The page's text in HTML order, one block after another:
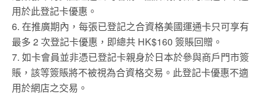
用於此登記卡優惠。
6. 在推廣期內，每張已登記之合資格美國運通卡只可享有
最多 2 次登記卡優惠，即總共 HK$160 簽賬回贈。
7. 如卡會員並非憑已登記卡親身於日本於參與商戶門市簽
賬，該等簽賬將不被視為合資格交易。此登記卡優惠不適
用於網店之交易。